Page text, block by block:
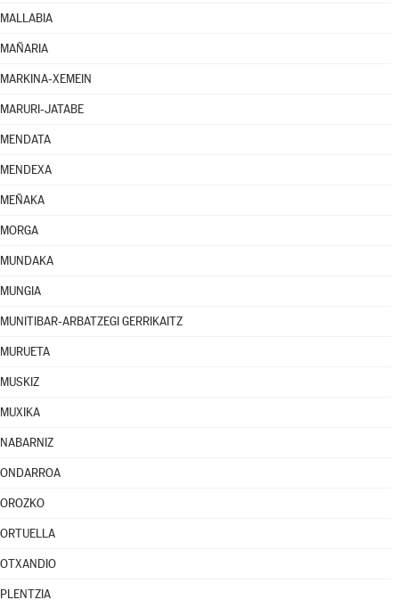
MALLABIA
MAÑARIA
MARKINA-XEMEIN
MARURI-JATABE
MENDATA
MENDEXA
MEÑAKA
MORGA
MUNDAKA
MUNGIA
MUNITIBAR-ARBATZEGI GERRIKAITZ
MURUETA
MUSKIZ
MUXIKA
NABARNIZ
ONDARROA
OROZKO
ORTUELLA
OTXANDIO
PLENTZIA